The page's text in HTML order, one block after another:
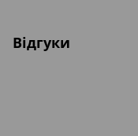
Відгуки